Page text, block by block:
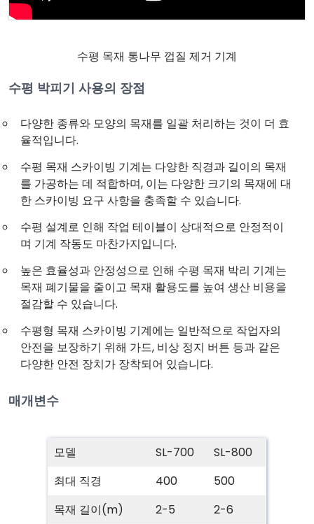
수평 목재 통나무 껍질 제거 기계
수평 박피기 사용의 장점
다양한 종류와 모양의 목재를 일괄 처리하는 것이 더 효
율적입니다.
수평 목재 스카이빙 기계는 다양한 직경과 길이의 목재
를 가공하는 데 적합하며, 이는 다양한 크기의 목재에 대
한 스카이빙 요구 사항을 충족할 수 있습니다.
수평 설계로 인해 작업 테이블이 상대적으로 안정적이
며 기계 작동도 마찬가지입니다.
높은 효율성과 안정성으로 인해 수평 목재 박리 기계는
목재 폐기물을 줄이고 목재 활용도를 높여 생산 비용을
절감할 수 있습니다.
수평형 목재 스카이빙 기계에는 일반적으로 작업자의
안전을 보장하기 위해 가드, 비상 정지 버튼 등과 같은
다양한 안전 장치가 장착되어 있습니다.
매개변수
모델 SL-700
SL-800
최대 직경
400
500
목재 길이(m)
2-5
2-6